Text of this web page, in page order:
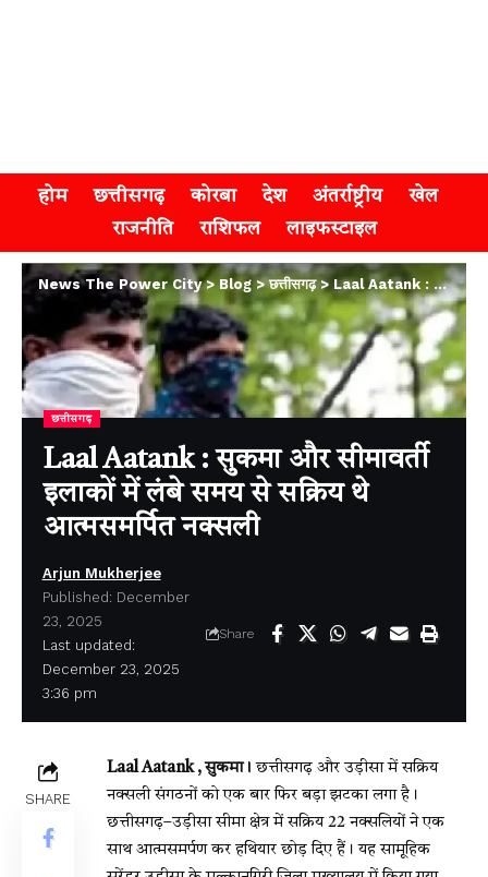
होम छत्तीसगढ़ कोरबा देश अंतर्राष्ट्रीय
खेल
राजनीति
राशिफल लाइफस्टाइल
News The Power City> Blog >छत्तीसगढ़> Laal Aatank : सुकमा और सीमावर्ती इलाकों में लंबे समय से सक्रिय थे आत्मसमर्पित नक्सली
छत्तीसगढ़
Laal Aatank : सुकमा और सीमावर्ती
इलाकों में लंबे समय से सक्रिय थे
आत्मसमर्पित नक्सली
Last updated:
December 23, 2025
3:36 pm
Arjun Mukherjee
Published: December
23, 2025
Share
SHARE
Laal Aatank , सुकमा। छत्तीसगढ़ और उड़ीसा में सक्रिय
नक्सली संगठनों को एक बार फिर बड़ा झटका लगा है।
छत्तीसगढ़–उड़ीसा सीमा क्षेत्र में सक्रिय 22 नक्सलियों ने एक
साथ आत्मसमर्पण कर हथियार छोड़ दिए हैं। यह सामूहिक